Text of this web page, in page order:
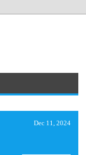
Dec 11, 2024